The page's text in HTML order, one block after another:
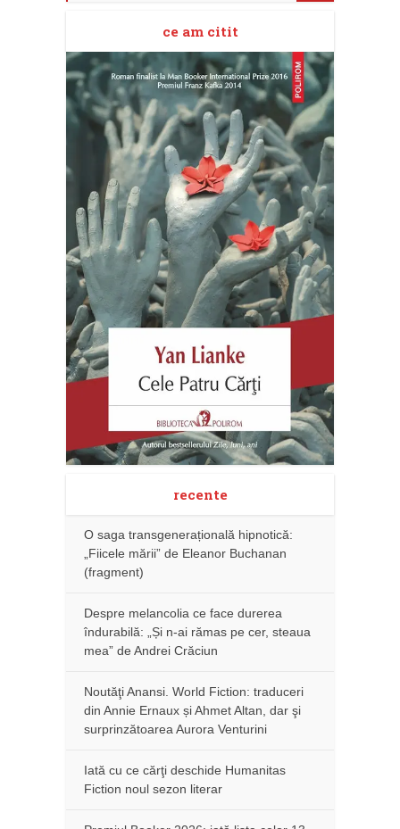
ce am citit
recente
O saga transgenerațională hipnotică:
„Fiicele mării” de Eleanor Buchanan
(fragment)
Despre melancolia ce face durerea
îndurabilă: „Și n-ai rămas pe cer, steaua
mea” de Andrei Crăciun
Noutăţi Anansi. World Fiction: traduceri
din Annie Ernaux și Ahmet Altan, dar şi
surprinzătoarea Aurora Venturini
Iată cu ce cărţi deschide Humanitas
Fiction noul sezon literar